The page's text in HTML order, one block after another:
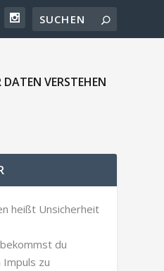
DATEN VERSTEHEN
heißt Unsicherheit
du
Impuls zu